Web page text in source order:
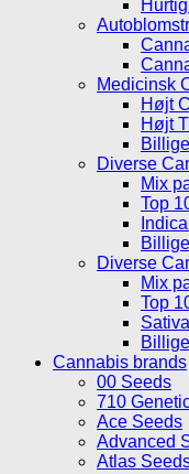
Medicinsk
Højt
Højt
Diverse
Mix
Top
Diverse
Mix
Top
Cannabis brands
00 Seeds
710
Ace Seeds
Advanced
Atlas